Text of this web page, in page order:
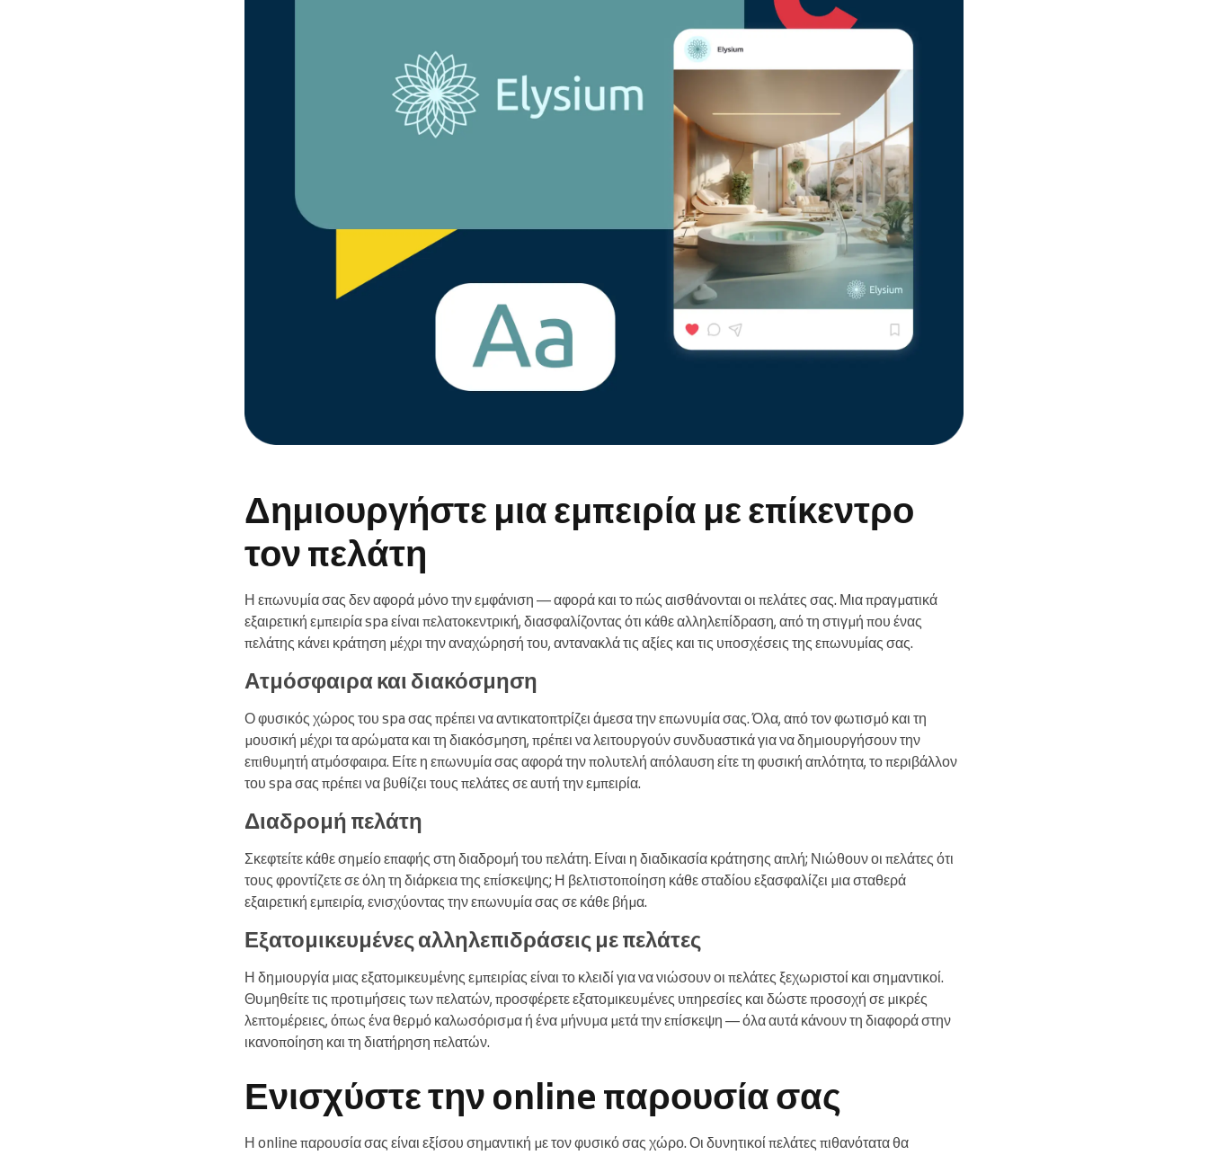
Δημιουργήστε μια εμπειρία με επίκεντρο
τον πελάτη
Η επωνυμία σας δεν αφορά μόνο την εμφάνιση — αφορά και το πώς αισθάνονται οι πελάτες σας. Μια πραγματικά
εξαιρετική εμπειρία spa είναι πελατοκεντρική, διασφαλίζοντας ότι κάθε αλληλεπίδραση, από τη στιγμή που ένας
πελάτης κάνει κράτηση μέχρι την αναχώρησή του, αντανακλά τις αξίες και τις υποσχέσεις της επωνυμίας σας.
Ατμόσφαιρα και διακόσμηση
Ο φυσικός χώρος του spa σας πρέπει να αντικατοπτρίζει άμεσα την επωνυμία σας. Όλα, από τον φωτισμό και τη
μουσική μέχρι τα αρώματα και τη διακόσμηση, πρέπει να λειτουργούν συνδυαστικά για να δημιουργήσουν την
επιθυμητή ατμόσφαιρα. Είτε η επωνυμία σας αφορά την πολυτελή απόλαυση είτε τη φυσική απλότητα, το περιβάλλον
του spa σας πρέπει να βυθίζει τους πελάτες σε αυτή την εμπειρία.
Διαδρομή πελάτη
Σκεφτείτε κάθε σημείο επαφής στη διαδρομή του πελάτη. Είναι η διαδικασία κράτησης απλή; Νιώθουν οι πελάτες ότι
τους φροντίζετε σε όλη τη διάρκεια της επίσκεψης; Η βελτιστοποίηση κάθε σταδίου εξασφαλίζει μια σταθερά
εξαιρετική εμπειρία, ενισχύοντας την επωνυμία σας σε κάθε βήμα.
Εξατομικευμένες αλληλεπιδράσεις με πελάτες
Η δημιουργία μιας εξατομικευμένης εμπειρίας είναι το κλειδί για να νιώσουν οι πελάτες ξεχωριστοί και σημαντικοί.
Θυμηθείτε τις προτιμήσεις των πελατών, προσφέρετε εξατομικευμένες υπηρεσίες και δώστε προσοχή σε μικρές
λεπτομέρειες, όπως ένα θερμό καλωσόρισμα ή ένα μήνυμα μετά την επίσκεψη — όλα αυτά κάνουν τη διαφορά στην
ικανοποίηση και τη διατήρηση πελατών.
Ενισχύστε την online παρουσία σας
Η online παρουσία σας είναι εξίσου σημαντική με τον φυσικό σας χώρο. Οι δυνητικοί πελάτες πιθανότατα θα